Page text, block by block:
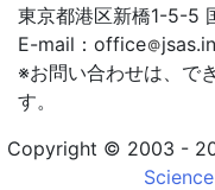
2024年4月9日
2023年度登録アー
（新規）（更新）
東京都港区新橋1-5-5
E-mail：office
※お問い合わせは、で
す。
Copyright © 2003 -
Science